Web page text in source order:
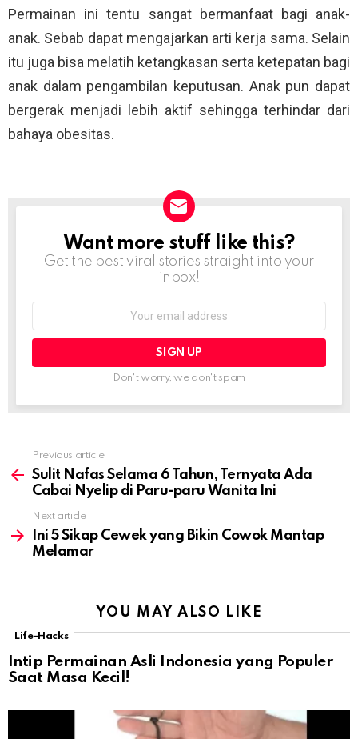
Permainan ini tentu sangat bermanfaat bagi anak-
anak. Sebab dapat mengajarkan arti kerja sama. Selain
itu juga bisa melatih ketangkasan serta ketepatan bagi
anak dalam pengambilan keputusan. Anak pun dapat
bergerak menjadi lebih aktif sehingga terhindar dari
bahaya obesitas.
NEWSLETTER
Want more stuff like this?
Get the best viral stories straight into your
inbox!
Don't worry, we don't spam
more
Previous article
Sulit Nafas Selama 6 Tahun, Ternyata Ada
Cabai Nyelip di Paru-paru Wanita Ini
Next article
Ini 5 Sikap Cewek yang Bikin Cowok Mantap
Melamar
YOU MAY ALSO LIKE
Life-Hacks
Intip Permainan Asli Indonesia yang Populer
Saat Masa Kecil!